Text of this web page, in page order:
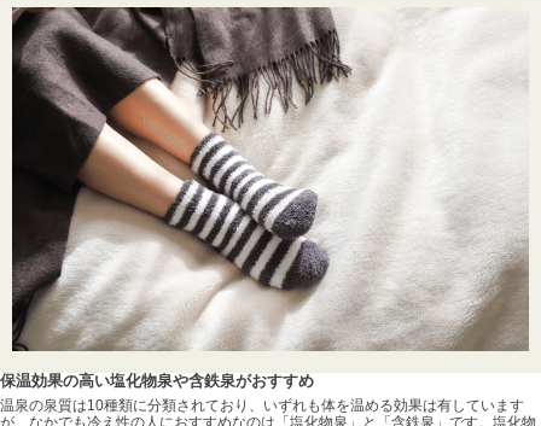
保温効果の高い塩化物泉や含鉄泉がおすすめ
温泉の泉質は10種類に分類されており、いずれも体を温める効果は有しています
が、なかでも冷え性の人におすすめなのは「塩化物泉」と「含鉄泉」です。塩化物